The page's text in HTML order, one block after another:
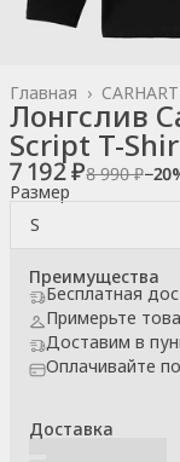
Главная ›
Лонгслив
Script T-
7 192 ₽8 990 ₽−20
Размер
S
Преимущества
Бесплатная
Примерьте
Доставим в
Оплачивайте
Доставка